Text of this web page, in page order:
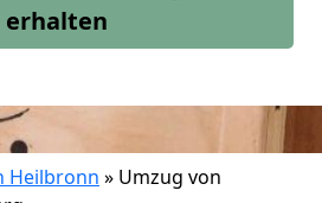
erhalten
Heilbronn » Umzug von